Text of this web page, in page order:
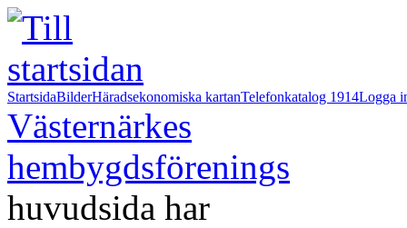
StartsidaBilderHäradsekonomiska kartanTelefonkatalog 1914Logga
Västernärkes
hembygdsförenings
huvudsida har